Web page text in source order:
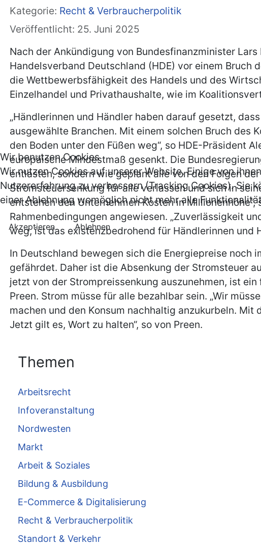
Kategorie: Recht & Verbraucherpolitik
Veröffentlicht: 25. Juni 2025
Nach der Ankündigung von Bundesfinanzminister
Handelsverband Deutschland (HDE) vor einem
die Wettbewerbsfähigkeit des Handels und des
Einzelhandel und Privathaushalte, wie im
„Händlerinnen und Händler haben darauf gesetzt,
ausgewählte Branchen. Mit einem solchen Bruch des
den Boden unter den Füßen weg“, so HDE-Präsident
europäische Mindestmaß gesenkt. Die
entlasten, sondern wie geplant alle von den Folgen
Stromsteuersenkung für alle verlassen und sich in
entstehen den Unternehmen Kosten in
Rahmenbedingungen angewiesen. „Zuverlässigkeit
weg, ist das existenzbedrohend für Händlerinnen und
In Deutschland bewegen sich die Energiepreise
gefährdet. Daher ist die Absenkung der Stromsteuer
jetzt von der Strompreissenkung auszunehmen, ist
Preen. Strom müsse für alle bezahlbar sein. „Wir
machen und den Konsum nachhaltig anzukurbeln.
Jetzt gilt es, Wort zu halten“, so von Preen.
Themen
Arbeitsrecht
Infoveranstaltung
Nordwesten
Markt
Arbeit & Soziales
Bildung & Ausbildung
E-Commerce & Digitalisierung
Recht & Verbraucherpolitik
Standort & Verkehr
Wir benutzen Cookies
Wir nutzen Cookies auf unserer Website. Einige von
Nutzererfahrung zu verbessern (Tracking Cookies). Sie
einer Ablehnung womöglich nicht mehr alle
Akzeptieren Ablehnen